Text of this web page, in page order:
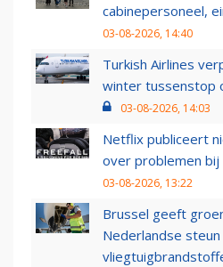
cabinepersoneel,
03-08-2026, 14:40
Turkish Airlines
winter tussenstop
03-08-2026, 14:03
Netflix publiceert
over problemen bij
03-08-2026, 13:22
Brussel geeft
Nederlandse